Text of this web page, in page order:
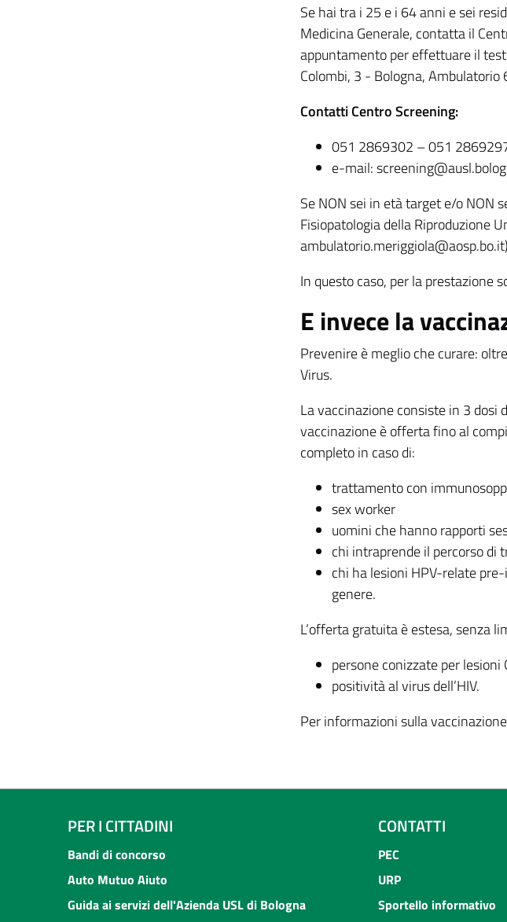
Se hai tra i 25 e i 64 anni e sei
Medicina Generale, contatta il
appuntamento per effettuare il
Colombi, 3 - Bologna,
Contatti Centro Screening:
051 2869302 – 051
e-mail:
Se NON sei in età target e/o NON
Fisiopatologia della Riproduzione
In questo caso, per la prestazione
E invece la
Prevenire è meglio che curare:
Virus.
La vaccinazione consiste in 3 dosi
vaccinazione è offerta fino al
completo in caso di:
trattamento con
sex worker
uomini che hanno rapporti
chi intraprende il percorso di
chi ha lesioni HPV-relate
genere.
L’offerta gratuita è estesa, senza
persone conizzate per lesioni
positività al virus dell’HIV.
Per informazioni sulla
PER I CITTADINI
Bandi di concorso
Auto Mutuo Aiuto
Guida ai servizi dell'Azienda USL di Bologna
CONTATTI
PEC
URP
Sportello informativo